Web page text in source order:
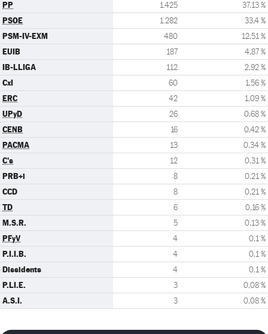
PP 1.425 37,13 %
PSOE 1.282 33,4 %
PSM-IV-EXM 480 12,51 %
EUIB 187 4,87 %
IB-LLIGA 112 2,92 %
CxI 60 1,56 %
ERC 42 1,09 %
UPyD 26 0,68 %
CENB 16 0,42 %
PACMA 13 0,34 %
C's 12 0,31 %
PRB+i 8 0,21 %
CCD 8 0,21 %
TD 6 0,16 %
M.S.R. 5 0,13 %
PFyV 4 0,1 %
P.I.I.B. 4 0,1 %
Dissidents 4 0,1 %
P.LI.E. 3 0,08 %
A.S.I. 3 0,08 %